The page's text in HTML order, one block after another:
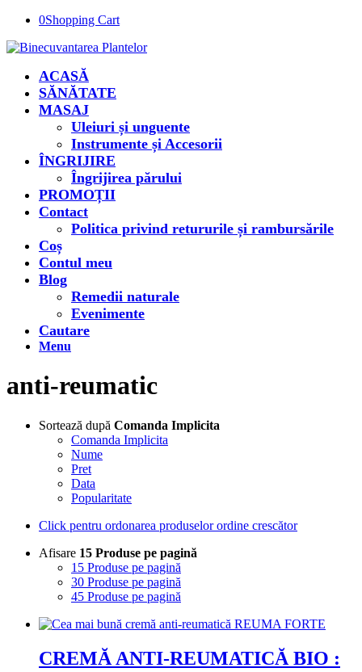
0Shopping Cart
ACASĂ
SĂNĂTATE
MASAJ
Uleiuri și unguente
Instrumente și Accesorii
ÎNGRIJIRE
Îngrijirea părului
PROMOȚII
Contact
Politica privind retururile și rambursările
Coș
Contul meu
Blog
Remedii naturale
Evenimente
Cautare
Menu
anti-reumatic
Sortează după Comanda Implicita
Comanda Implicita
Nume
Pret
Data
Popularitate
Click pentru ordonarea produselor ordine crescător
Afisare 15 Produse pe pagină
15 Produse pe pagină
30 Produse pe pagină
45 Produse pe pagină
CREMĂ ANTI-REUMATICĂ BIO :